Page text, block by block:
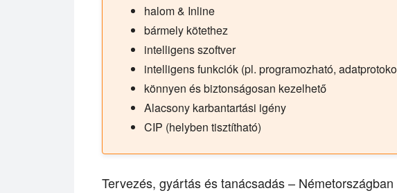
halom & Inline
bármely kötethez
intelligens szoftver
intelligens funkciók (pl. programozható,
könnyen és biztonságosan kezelhető
Alacsony karbantartási igény
CIP (helyben tisztítható)
Tervezés, gyártás és tanácsadás –